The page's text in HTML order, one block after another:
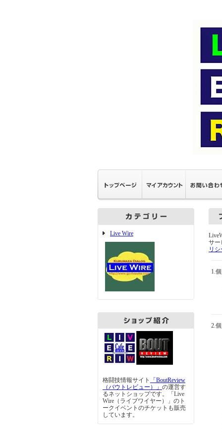
Live Wire
格闘技情報サイト
「BoutReview
（バウトレビュー）」 の運営す
るネットショップです。「Live
Wire（ライブワイヤー）」のト
ークイベントのチケットも販売
しています。
サ
リシ
1.
2.